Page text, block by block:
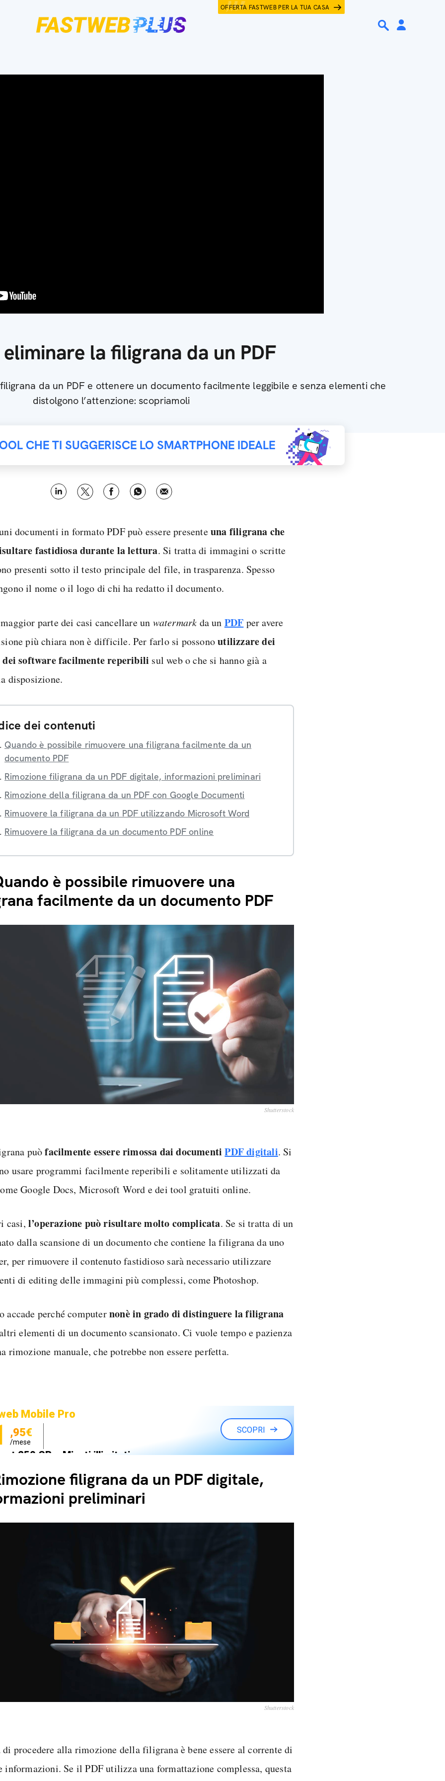
OFFERTA FASTWEB PER LA TUA CASA
la filigrana da un PDF
da un PDF e ottenere un documento facilmente leggibile e senza elementi che
distolgono l’attenzione: scopriamoli
CHE TI SUGGERISCE LO SMARTPHONE IDEALE
documenti in formato PDF può essere presenteuna filigrana che
fastidiosa durante la lettura. Si tratta di immagini o scritte
presenti sotto il testo principale del file, in trasparenza. Spesso
il nome o il logo di chi ha redatto il documento.
parte dei casi cancellare un watermark da un PDF per avere
più chiara non è difficile. Per farlo si possonoutilizzare dei
dei software facilmente reperibili sul web o che si hanno già a
disposizione.
dei contenuti
Quando è possibile rimuovere una filigrana facilmente da un
documento PDF
Rimozione filigrana da un PDF digitale, informazioni preliminari
Rimozione della filigrana da un PDF con Google Documenti
Rimuovere la filigrana da un PDF utilizzando Microsoft Word
Rimuovere la filigrana da un documento PDF online
è possibile rimuovere una
facilmente da un documento PDF
Shutterstock
puòfacilmente essere rimossa dai documentiPDF digitali. Si
usare programmi facilmente reperibili e solitamente utilizzati da
Google Docs, Microsoft Word e dei tool gratuiti online.
casi, l’operazione può risultare molto complicata. Se si tratta di un
dalla scansione di un documento che contiene la filigrana da uno
per rimuovere il contenuto fastidioso sarà necessario utilizzare
di editing delle immagini più complessi, come Photoshop.
accade perché computernonè in grado di distinguere la filigrana
elementi di un documento scansionato. Ci vuole tempo e pazienza
rimozione manuale, che potrebbe non essere perfetta.
Mobile Pro
,95€
/mese
250 GB e Minuti illimitati
SCOPRI
filigrana da un PDF digitale,
preliminari
Shutterstock
procedere alla rimozione della filigrana è bene essere al corrente di
informazioni. Se il PDF utilizza una formattazione complessa, questa